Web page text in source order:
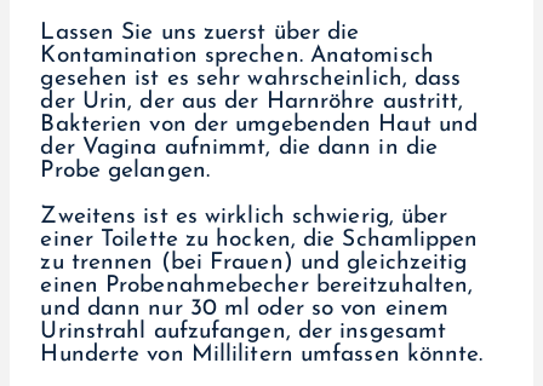
Lassen Sie uns zuerst über die
Kontamination sprechen. Anatomisch
gesehen ist es sehr wahrscheinlich, dass
der Urin, der aus der Harnröhre austritt,
Bakterien von der umgebenden Haut und
der Vagina aufnimmt, die dann in die
Probe gelangen.
Zweitens ist es wirklich schwierig, über
einer Toilette zu hocken, die Schamlippen
zu trennen (bei Frauen) und gleichzeitig
einen Probenahmebecher bereitzuhalten,
und dann nur 30 ml oder so von einem
Urinstrahl aufzufangen, der insgesamt
Hunderte von Millilitern umfassen könnte.